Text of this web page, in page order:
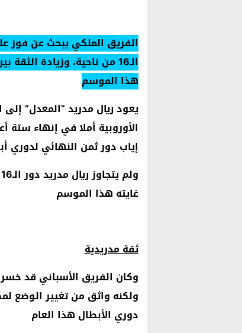
الفريق الملكي يبحث عن فوز
الـ16 من ناحية، وزيادة
هذا الموسم
يعود ريال مدريد “المعدل” إلى
الأوروبية أملا في إنهاء
إياب دور ثمن النهائي لدوري
غايته هذا الموسم
ثقة مدريدية
ولكنه واثق من تغيير الوضع
دوري الأبطال هذا العام